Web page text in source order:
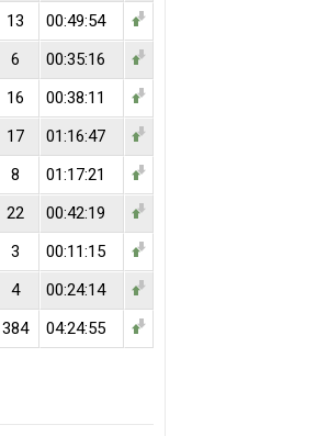
13 00:49:54
6 00:35:16
16 00:38:11
17 01:16:47
8 01:17:21
22 00:42:19
3 00:11:15
4 00:24:14
384
04:24:55